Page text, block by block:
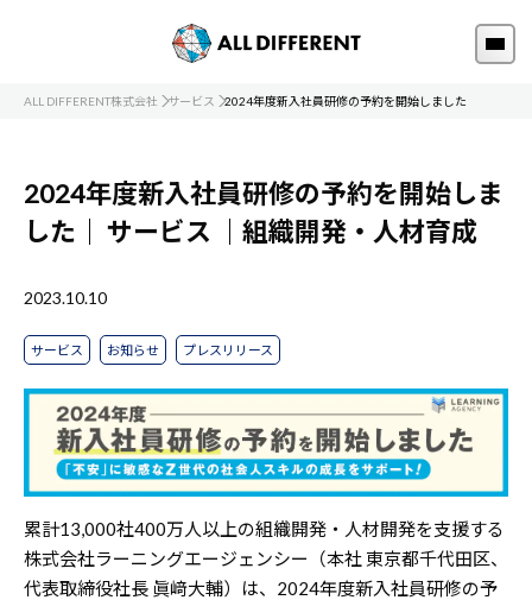
ALL DIFFERENT株式会社 サービス 2024年度新入社員研修の予約を開始しました
2024年度新入社員研修の予約を開始しま
した｜ サービス ｜組織開発・人材育成
2023.10.10
サービス お知らせ プレスリリース
累計13,000社400万人以上の組織開発・人材開発を支援する
株式会社ラーニングエージェンシー（本社 東京都千代田区、
代表取締役社長 眞﨑大輔）は、2024年度新入社員研修の予